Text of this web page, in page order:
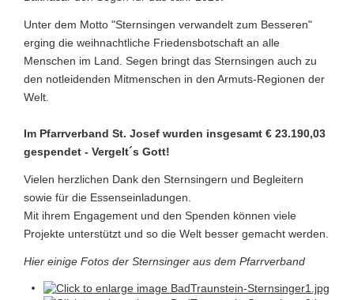
Unter dem Motto "Sternsingen verwandelt zum Besseren"
erging die weihnachtliche Friedensbotschaft an alle
Menschen im Land. Segen bringt das Sternsingen auch zu
den notleidenden Mitmenschen in den Armuts-Regionen der
Welt.
Im Pfarrverband St. Josef wurden insgesamt € 23.190,03
gespendet - Vergelt´s Gott!
Vielen herzlichen Dank den Sternsingern und Begleitern
sowie für die Essenseinladungen.
Mit ihrem Engagement und den Spenden können viele
Projekte unterstützt und so die Welt besser gemacht werden.
Hier einige Fotos der Sternsinger aus dem Pfarrverband